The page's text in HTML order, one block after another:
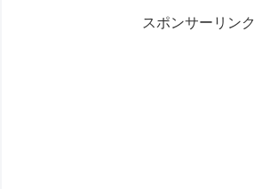
スポンサーリンク